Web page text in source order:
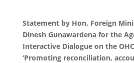
Statement by Hon. Foreign
Dinesh Gunawardena for the
Interactive Dialogue on the
‘Promoting reconciliation,